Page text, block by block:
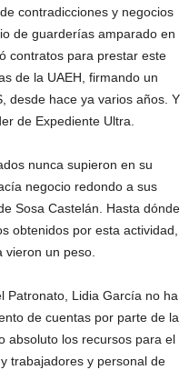
contradicciones y negocios
de guarderías amparado en
contratos para prestar este
de la UAEH, firmando un
desde hace ya varios años. Y
de Expediente Ultra.
nunca supieron en su
negocio redondo a sus
Sosa Castelán. Hasta dónde
obtenidos por esta actividad,
vieron un peso.
Patronato, Lidia García no ha
de cuentas por parte de la
absoluto los recursos para el
trabajadores y personal de